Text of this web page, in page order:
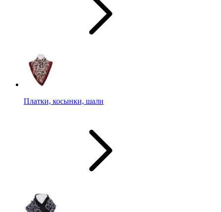
Платки, косынки, шали